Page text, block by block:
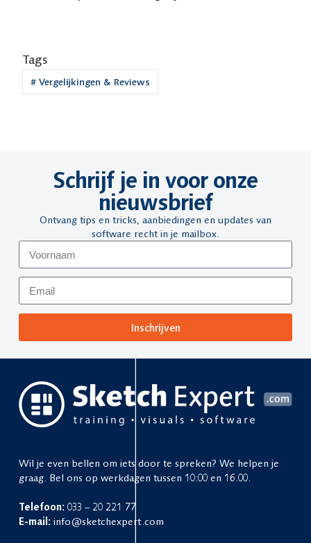
Tags
#Vergelijkingen & Reviews
Schrijf je in voor onze
nieuwsbrief
Ontvang tips en tricks, aanbiedingen en updates van
software recht in je mailbox.
Inschrijven
Wil je even bellen om iets door te spreken? We helpen je
graag. Bel ons op werkdagen tussen 10:00 en 16.00.
Telefoon: 033 – 20 221 77
E-mail: info@sketchexpert.com